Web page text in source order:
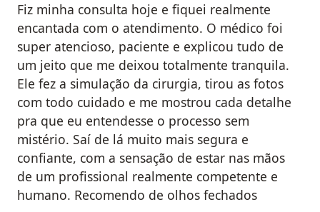
Fiz minha consulta hoje e fiquei realmente
encantada com o atendimento. O médico foi
super atencioso, paciente e explicou tudo de
um jeito que me deixou totalmente tranquila.
Ele fez a simulação da cirurgia, tirou as fotos
com todo cuidado e me mostrou cada detalhe
pra que eu entendesse o processo sem
mistério. Saí de lá muito mais segura e
confiante, com a sensação de estar nas mãos
de um profissional realmente competente e
humano. Recomendo de olhos fechados